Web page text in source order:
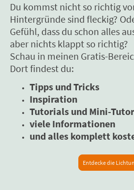
Du kommst nicht so richtig
Hintergründe sind fleckig?
Gefühl, dass du schon alles
aber nichts klappt so richtig?
Schau in meinen Gratis-
Dort findest du:
Tipps und Tricks
Inspiration
Tutorials und Mini-
viele Informationen
und alles komplett
Entdecke die